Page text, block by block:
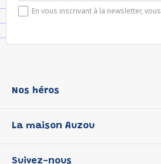
En vous inscrivant à la newsletter,
Nos héros
P'tit Loup
La maison Auzou
Suivez-nous